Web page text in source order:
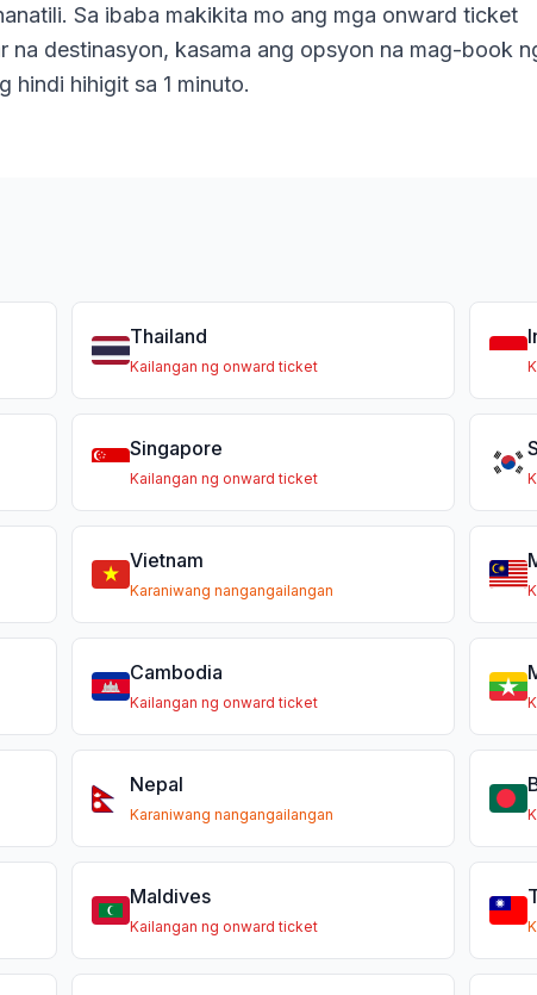
Sa ibaba makikita mo ang mga onward ticket
na destinasyon, kasama ang opsyon na mag-book
hindi hihigit sa 1 minuto.
Thailand
Kailangan ng onward ticket
Singapore
Kailangan ng onward ticket
Vietnam
Karaniwang nangangailangan
Cambodia
Kailangan ng onward ticket
Nepal
Karaniwang nangangailangan
Maldives
Kailangan ng onward ticket